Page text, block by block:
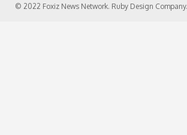
© 2022 Foxiz News Network. Ruby Design